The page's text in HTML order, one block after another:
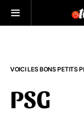
VOICI LES BONS PETITS
PSG